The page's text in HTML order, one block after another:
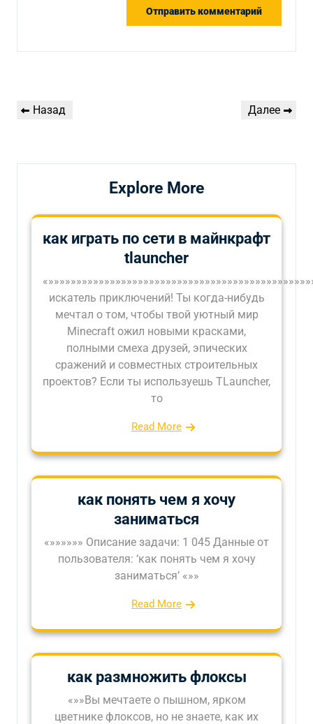
по
Предыдущая
Назад
Следующая
Далее
Explore More
как играть по сети в майнкрафт
tlauncher
искатель приключений! Ты когда-нибудь
мечтал о том, чтобы твой уютный мир
Minecraft ожил новыми красками,
полными смеха друзей, эпических
сражений и совместных строительных
проектов? Если ты используешь TLauncher,
то
Read More
как понять чем я хочу
заниматься
«»»»»»» Описание задачи: 1 045 Данные от
пользователя: ‘как понять чем я хочу
заниматься’ «»»
Read More
как размножить флоксы
«»»Вы мечтаете о пышном, ярком
цветнике флоксов, но не знаете, как их